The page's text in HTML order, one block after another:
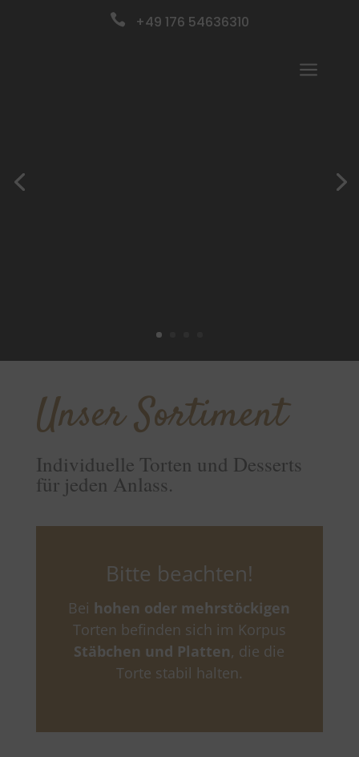
 +49 176 54636310
a
Unser Sortiment
Individuelle Torten und Desserts
für jeden Anlass.
Bitte beachten!
Bei hohen oder mehrstöckigen
Torten befinden sich im Korpus
Stäbchen und Platten, die die
Torte stabil halten.